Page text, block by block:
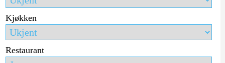
Kjøkken
Restaurant